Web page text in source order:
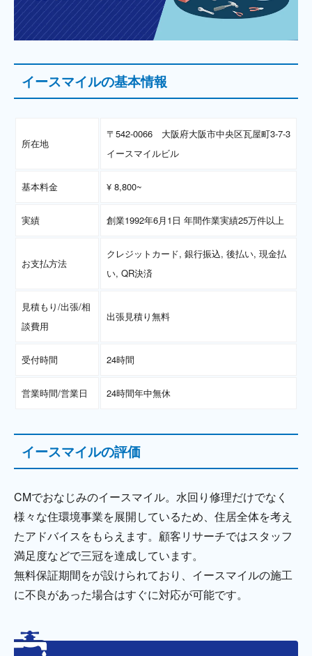
イースマイルの基本情報
所在地
〒542-0066 大阪府大阪市中央区瓦屋町3-7-3
イースマイルビル
基本料金 ¥ 8,800~
実績 創業1992年6月1日 年間作業実績25万件以上
お支払方法
クレジットカード, 銀行振込, 後払い, 現金払
い, QR決済
見積もり/出張/相
談費用
出張見積り無料
受付時間 24時間
営業時間/営業日 24時間年中無休
イースマイルの評価
CMでおなじみのイースマイル。水回り修理だけでなく
様々な住環境事業を展開しているため、住居全体を考え
たアドバイスをもらえます。顧客リサーチではスタッフ
満足度などで三冠を達成しています。
無料保証期間をが設けられており、イースマイルの施工
に不良があった場合はすぐに対応が可能です。